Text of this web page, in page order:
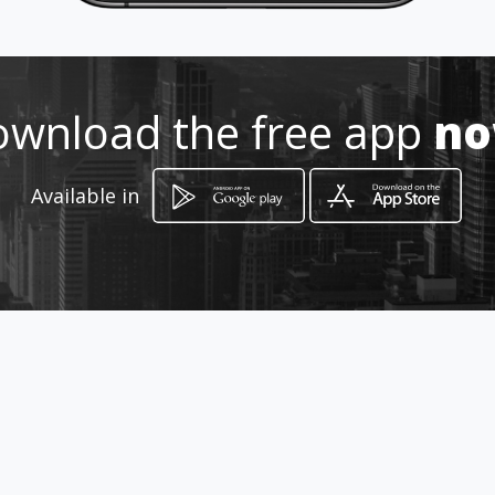
218132733
http://www.casadosdiscus.pt
Location -
the free app
Available in